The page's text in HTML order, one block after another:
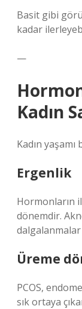
Basit gibi
kadar
—
Kadın
Kadın
Ergenlik
Hormonların
dönemdir.
Üreme
PCOS,
sık ortaya